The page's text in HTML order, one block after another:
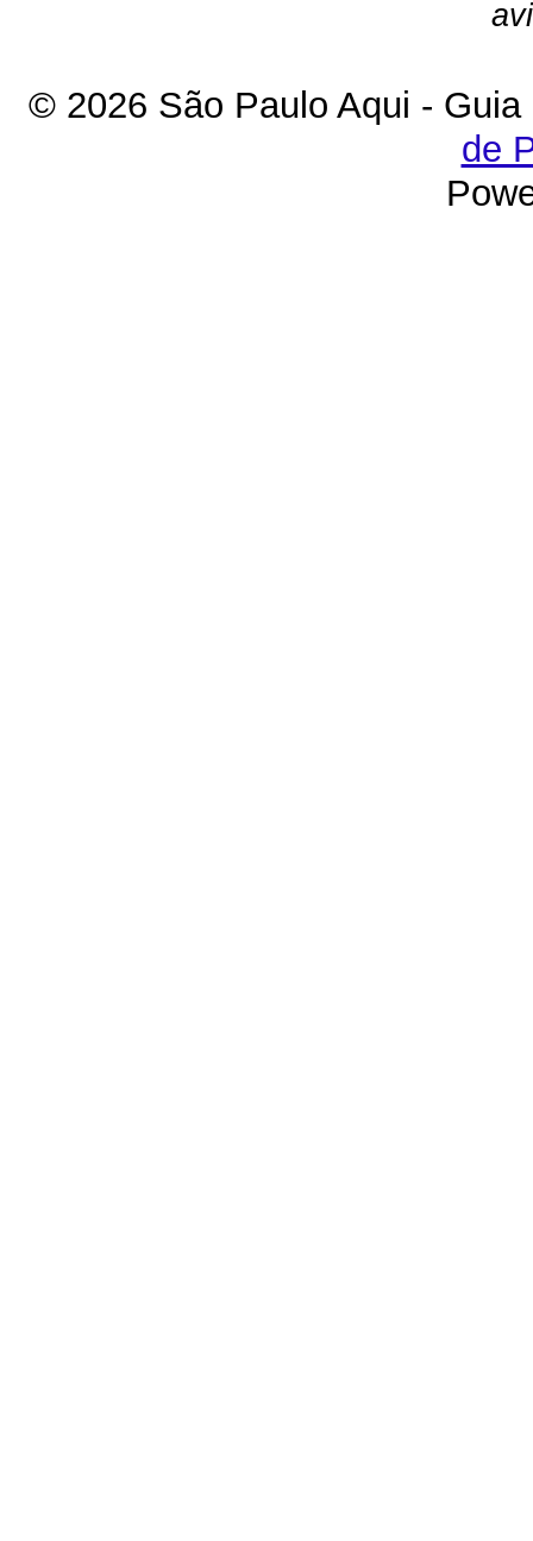
© 2026 São Paulo Aqui -
de